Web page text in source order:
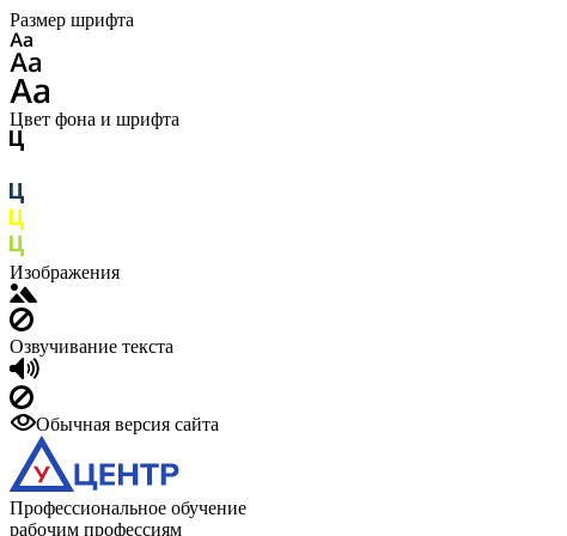
Размер шрифта
Цвет фона и шрифта
Изображения
Озвучивание текста
Обычная версия сайта
Профессиональное обучение
рабочим профессиям